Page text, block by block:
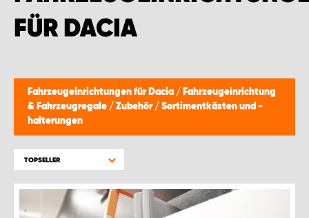
FÜR DACIA
Fahrzeugeinrichtungen für Dacia / Fahrzeugeinrichtung
& Fahrzeugregale / Zubehör / Sortimentkästen und -
halterungen
TOPSELLER